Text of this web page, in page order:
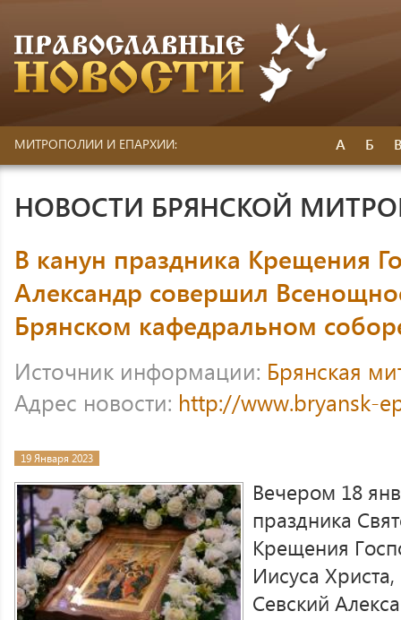
МИТРОПОЛИИ И ЕПАРХИИ: А Б
НОВОСТИ БРЯНСКОЙ
В канун праздника Крещения
Александр совершил
Брянском кафедральном
Источник информации: Брянская
Адрес новости: http://www.bryansk-
19 Января 2023
Вечером 18
праздника
Крещения
Иисуса
Севский